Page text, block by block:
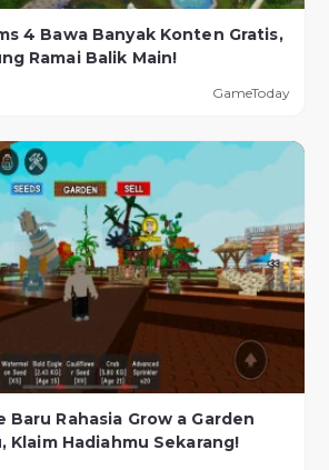
4 Bawa Banyak Konten Gratis,
Ramai Balik Main!
GameToday
Baru Rahasia Grow a Garden
Klaim Hadiahmu Sekarang!